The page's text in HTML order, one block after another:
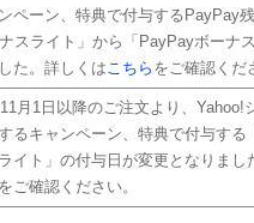
ペーン、特典で付与するPayPay
スライト」から「PayPayボーナ
た。詳しくはこちら をご確認くだ
月1日以降のご注文より、Yahoo!
るキャンペーン、特典で付与する
イト」の付与日が変更となりまし
をご確認ください。